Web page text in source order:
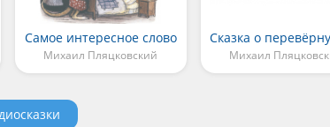
Самое интересное слово
Михаил Пляцковский Михаил